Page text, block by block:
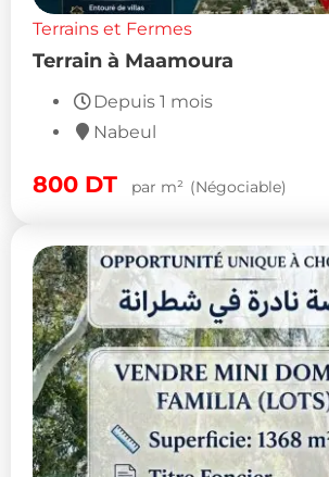
Terrains et Fermes
Terrain à Maamoura
Depuis 1 mois
Nabeul
800 DT par m² (Négociable)